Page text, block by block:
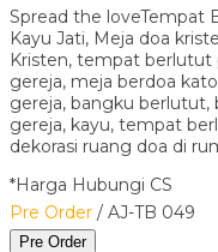
Spread the loveTempat
Kayu Jati, Meja doa
Kristen, tempat berlutut
gereja, meja berdoa
gereja, bangku
gereja, kayu, tempat
dekorasi ruang doa di
*Harga Hubungi CS
Pre Order / AJ-TB 049
Pre Order